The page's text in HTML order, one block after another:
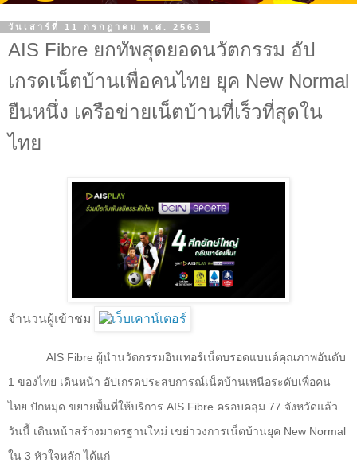
วันเสาร์ที่ 11 กรกฎาคม พ.ศ. 2563
AIS Fibre ยกทัพสุดยอดนวัตกรรม อัป
เกรดเน็ตบ้านเพื่อคนไทย ยุค New Normal
ยืนหนึ่ง เครือข่ายเน็ตบ้านที่เร็วที่สุดใน
ไทย
จำนวนผู้เข้าชม
AIS Fibre ผู้นำนวัตกรรมอินเทอร์เน็ตบรอดแบนด์คุณภาพอันดับ
1 ของไทย เดินหน้า อัปเกรดประสบการณ์เน็ตบ้านเหนือระดับเพื่อคน
ไทย ปักหมุด ขยายพื้นที่ให้บริการ AIS Fibre ครอบคลุม 77 จังหวัดแล้ว
วันนี้ เดินหน้าสร้างมาตรฐานใหม่ เขย่าวงการเน็ตบ้านยุค New Normal
ใน 3 หัวใจหลัก ได้แก่